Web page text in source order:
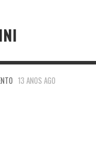
13 ANOS AGO